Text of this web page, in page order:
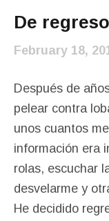
De
February 18,
Después de
pelear contra
unos cuantos
información era
rolas, escuchar
desvelarme y
He decidido